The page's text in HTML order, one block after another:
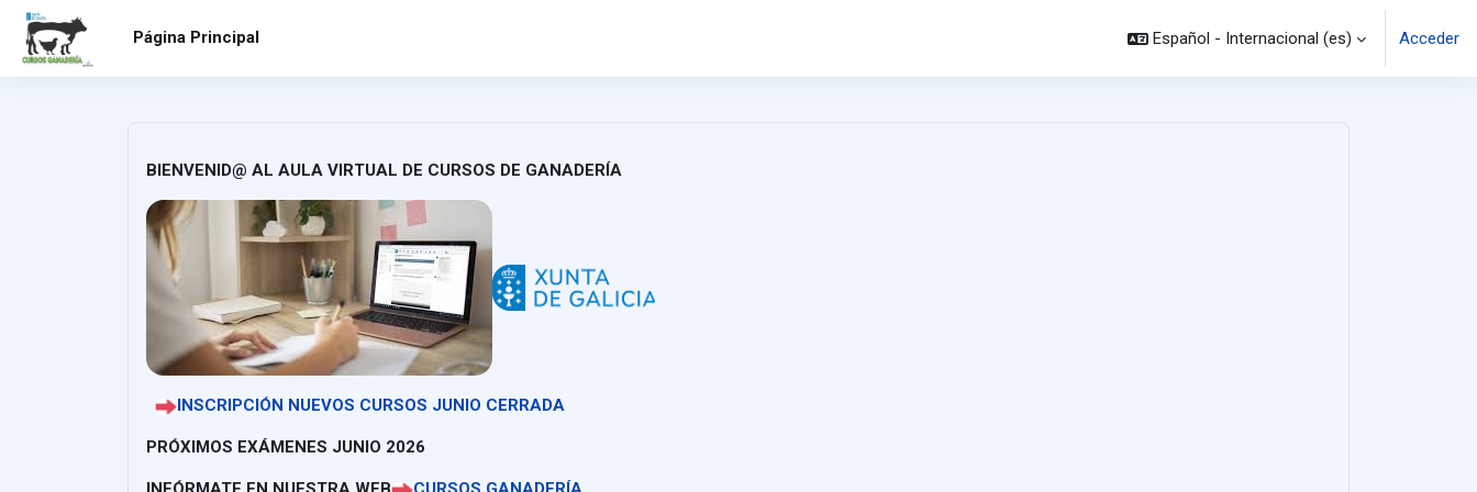
Salta al contenido principal
Página Principal
Español - Internacional ‎(es)‎ Acceder
BIENVENID@ AL AULA VIRTUAL DE CURSOS DE GANADERÍA
INSCRIPCIÓN NUEVOS CURSOS JUNIO CERRADA
PRÓXIMOS EXÁMENES JUNIO 2026